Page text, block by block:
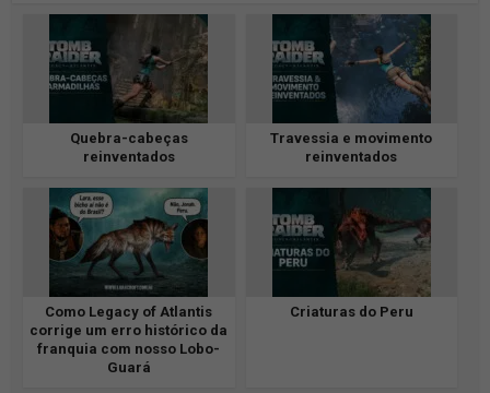
Quebra-cabeças
reinventados
Travessia e movimento
reinventados
Como Legacy of Atlantis
corrige um erro histórico da
franquia com nosso Lobo-
Guará
Criaturas do Peru